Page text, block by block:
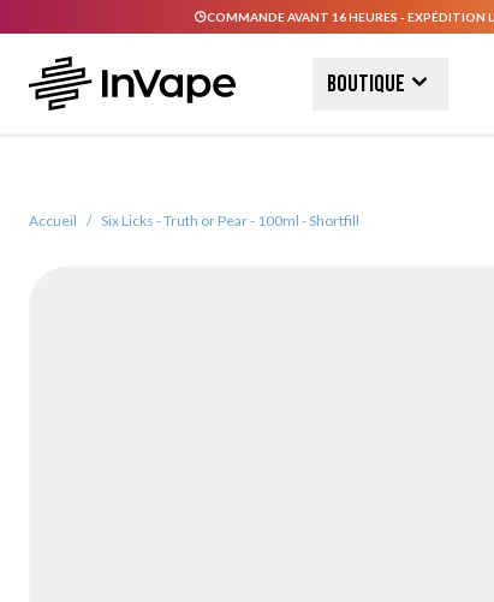
COMMANDE AVANT 16 HEURES - EXPÉDITION
Boutique
Accueil / Six Licks - Truth or Pear - 100ml - Shortfill